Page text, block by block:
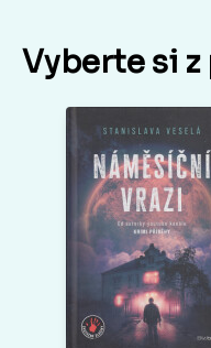
Vyberte si